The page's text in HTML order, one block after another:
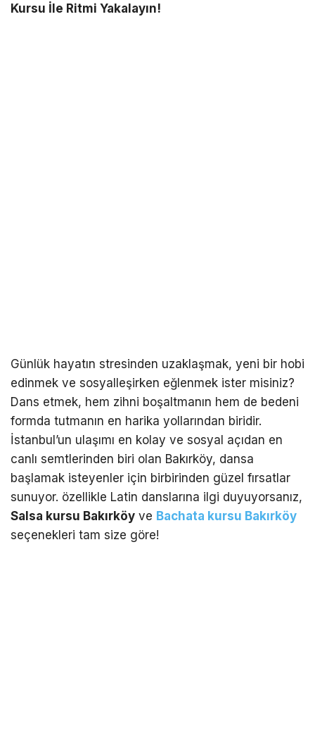
Kursu İle Ritmi Yakalayın!
Günlük hayatın stresinden uzaklaşmak, yeni bir hobi
edinmek ve sosyalleşirken eğlenmek ister misiniz?
Dans etmek, hem zihni boşaltmanın hem de bedeni
formda tutmanın en harika yollarından biridir.
İstanbul’un ulaşımı en kolay ve sosyal açıdan en
canlı semtlerinden biri olan Bakırköy, dansa
başlamak isteyenler için birbirinden güzel fırsatlar
sunuyor. özellikle Latin danslarına ilgi duyuyorsanız,
Salsa kursu Bakırköy ve Bachata kursu Bakırköy
seçenekleri tam size göre!